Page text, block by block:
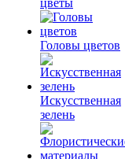
цветы
Головы цветов
Искусственная
зелень